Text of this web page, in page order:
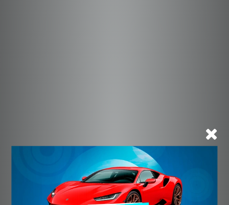
[BETA] Manual de Taller Beta ALP
4.0 2006